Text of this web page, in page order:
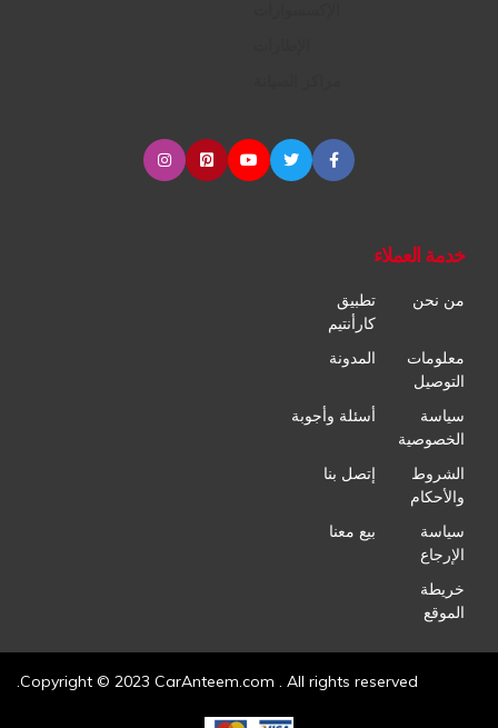
خدمة العملاء
من نحن
تطبيق
كارأنتيم
معلومات
التوصيل
المدونة
سياسة
الخصوصية
أسئلة وأجوبة
الشروط
والأحكام
إتصل بنا
سياسة
الإرجاع
بيع معنا
خريطة
الموقع
Copyright © 2023 CarAnteem.com . All rights reserved.